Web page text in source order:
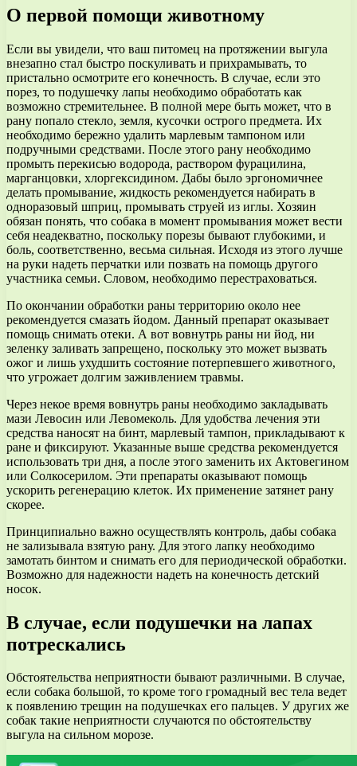
О первой помощи животному
Если вы увидели, что ваш питомец на протяжении выгула
внезапно стал быстро поскуливать и прихрамывать, то
пристально осмотрите его конечность. В случае, если это
порез, то подушечку лапы необходимо обработать как
возможно стремительнее. В полной мере быть может, что в
рану попало стекло, земля, кусочки острого предмета. Их
необходимо бережно удалить марлевым тампоном или
подручными средствами. После этого рану необходимо
промыть перекисью водорода, раствором фурацилина,
марганцовки, хлоргексидином. Дабы было эргономичнее
делать промывание, жидкость рекомендуется набирать в
одноразовый шприц, промывать струей из иглы. Хозяин
обязан понять, что собака в момент промывания может вести
себя неадекватно, поскольку порезы бывают глубокими, и
боль, соответственно, весьма сильная. Исходя из этого лучше
на руки надеть перчатки или позвать на помощь другого
участника семьи. Словом, необходимо перестраховаться.
По окончании обработки раны территорию около нее
рекомендуется смазать йодом. Данный препарат оказывает
помощь снимать отеки. А вот вовнутрь раны ни йод, ни
зеленку заливать запрещено, поскольку это может вызвать
ожог и лишь ухудшить состояние потерпевшего животного,
что угрожает долгим заживлением травмы.
Через некое время вовнутрь раны необходимо закладывать
мази Левосин или Левомеколь. Для удобства лечения эти
средства наносят на бинт, марлевый тампон, прикладывают к
ране и фиксируют. Указанные выше средства рекомендуется
использовать три дня, а после этого заменить их Актовегином
или Солкосерилом. Эти препараты оказывают помощь
ускорить регенерацию клеток. Их применение затянет рану
скорее.
Принципиально важно осуществлять контроль, дабы собака
не зализывала взятую рану. Для этого лапку необходимо
замотать бинтом и снимать его для периодической обработки.
Возможно для надежности надеть на конечность детский
носок.
В случае, если подушечки на лапах
потрескались
Обстоятельства неприятности бывают различными. В случае,
если собака большой, то кроме того громадный вес тела ведет
к появлению трещин на подушечках его пальцев. У других же
собак такие неприятности случаются по обстоятельству
выгула на сильном морозе.